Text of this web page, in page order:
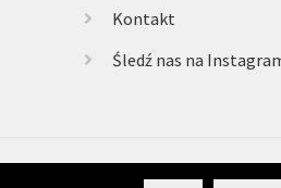
Kontakt
Śledź nas na